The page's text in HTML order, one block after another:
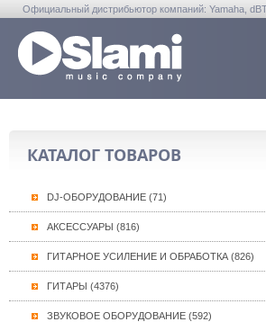
Официальный дистрибьютор компаний: Yamaha,
КАТАЛОГ ТОВАРОВ
DJ-ОБОРУДОВАНИЕ (71)
АКСЕССУАРЫ (816)
ГИТАРНОЕ УСИЛЕНИЕ И ОБРАБОТКА (826)
ГИТАРЫ (4376)
ЗВУКОВОЕ ОБОРУДОВАНИЕ (592)